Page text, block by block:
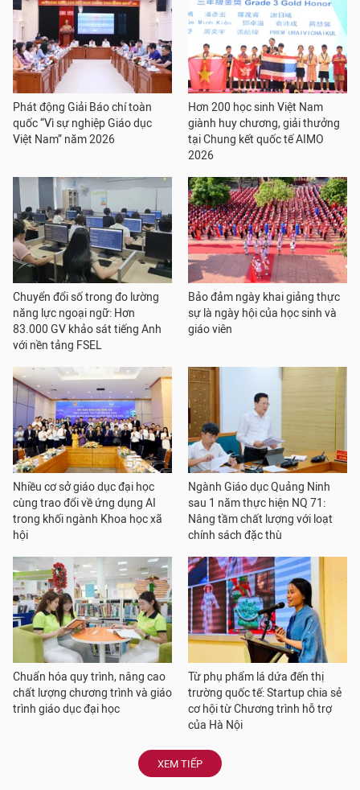
Phát động Giải Báo chí toàn
quốc “Vì sự nghiệp Giáo dục
Việt Nam” năm 2026
Hơn 200 học sinh Việt Nam
giành huy chương, giải thưởng
tại Chung kết quốc tế AIMO
2026
Chuyển đổi số trong đo lường
năng lực ngoại ngữ: Hơn
83.000 GV khảo sát tiếng Anh
với nền tảng FSEL
Bảo đảm ngày khai giảng thực
sự là ngày hội của học sinh và
giáo viên
Nhiều cơ sở giáo dục đại học
cùng trao đổi về ứng dụng AI
trong khối ngành Khoa học xã
hội
Ngành Giáo dục Quảng Ninh
sau 1 năm thực hiện NQ 71:
Nâng tầm chất lượng với loạt
chính sách đặc thù
Chuẩn hóa quy trình, nâng cao
chất lượng chương trình và giáo
trình giáo dục đại học
Từ phụ phẩm lá dứa đến thị
trường quốc tế: Startup chia sẻ
cơ hội từ Chương trình hỗ trợ
của Hà Nội
XEM TIẾP